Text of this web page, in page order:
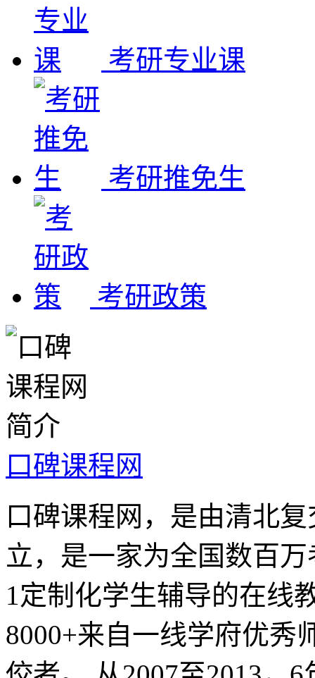
考研专业课
考研推免生
考研政策
口碑课程网
口碑课程网，是由清北
立，是一家为全国数百
1定制化学生辅导的在线
8000+来自一线学府优秀